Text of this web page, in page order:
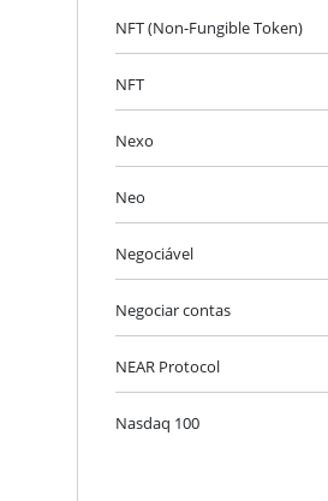
NFT (Non-Fungible Token)
NFT
Nexo
Neo
Negociável
Negociar contas
NEAR Protocol
Nasdaq 100